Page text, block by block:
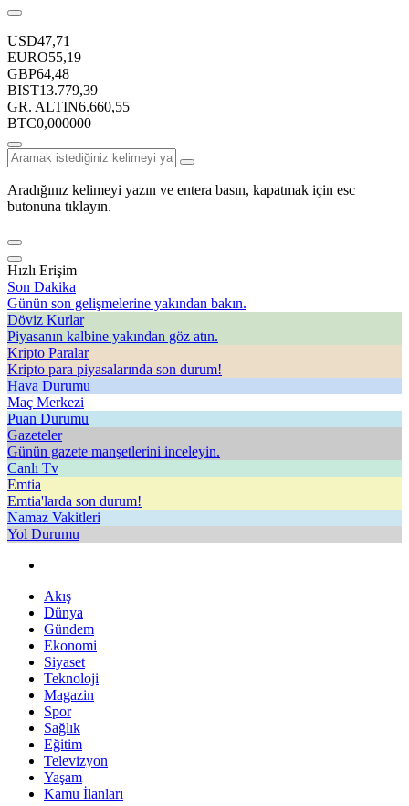
USD47,71
EURO55,19
GBP64,48
BIST13.779,39
GR. ALTIN6.660,55
BTC0,000000
Aradığınız kelimeyi yazın ve entera basın, kapatmak için esc
butonuna tıklayın.
Hızlı Erişim
Son Dakika
Günün son gelişmelerine yakından bakın.
Döviz Kurlar
Piyasanın kalbine yakından göz atın.
Kripto Paralar
Kripto para piyasalarında son durum!
Hava Durumu
Maç Merkezi
Puan Durumu
Gazeteler
Günün gazete manşetlerini inceleyin.
Canlı Tv
Emtia
Emtia'larda son durum!
Namaz Vakitleri
Yol Durumu
Akış
Dünya
Gündem
Ekonomi
Siyaset
Teknoloji
Magazin
Spor
Sağlık
Eğitim
Televizyon
Yaşam
Kamu İlanları